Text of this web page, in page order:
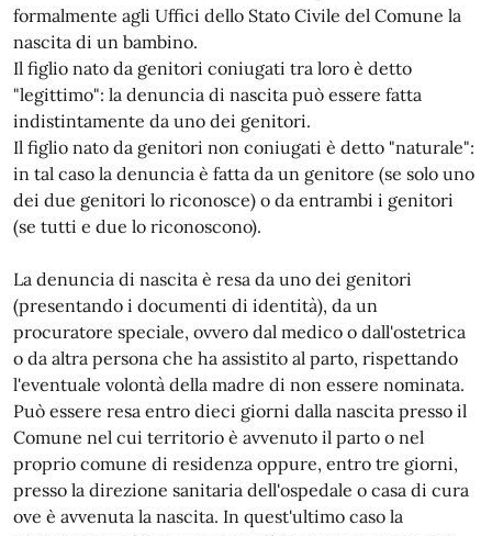
formalmente agli Uffici dello Stato Civile del Comune la
nascita di un bambino.
Il figlio nato da genitori coniugati tra loro è detto
"legittimo": la denuncia di nascita può essere fatta
indistintamente da uno dei genitori.
Il figlio nato da genitori non coniugati è detto "naturale":
in tal caso la denuncia è fatta da un genitore (se solo uno
dei due genitori lo riconosce) o da entrambi i genitori
(se tutti e due lo riconoscono).
La denuncia di nascita è resa da uno dei genitori
(presentando i documenti di identità), da un
procuratore speciale, ovvero dal medico o dall'ostetrica
o da altra persona che ha assistito al parto, rispettando
l'eventuale volontà della madre di non essere nominata.
Può essere resa entro dieci giorni dalla nascita presso il
Comune nel cui territorio è avvenuto il parto o nel
proprio comune di residenza oppure, entro tre giorni,
presso la direzione sanitaria dell'ospedale o casa di cura
ove è avvenuta la nascita. In quest'ultimo caso la